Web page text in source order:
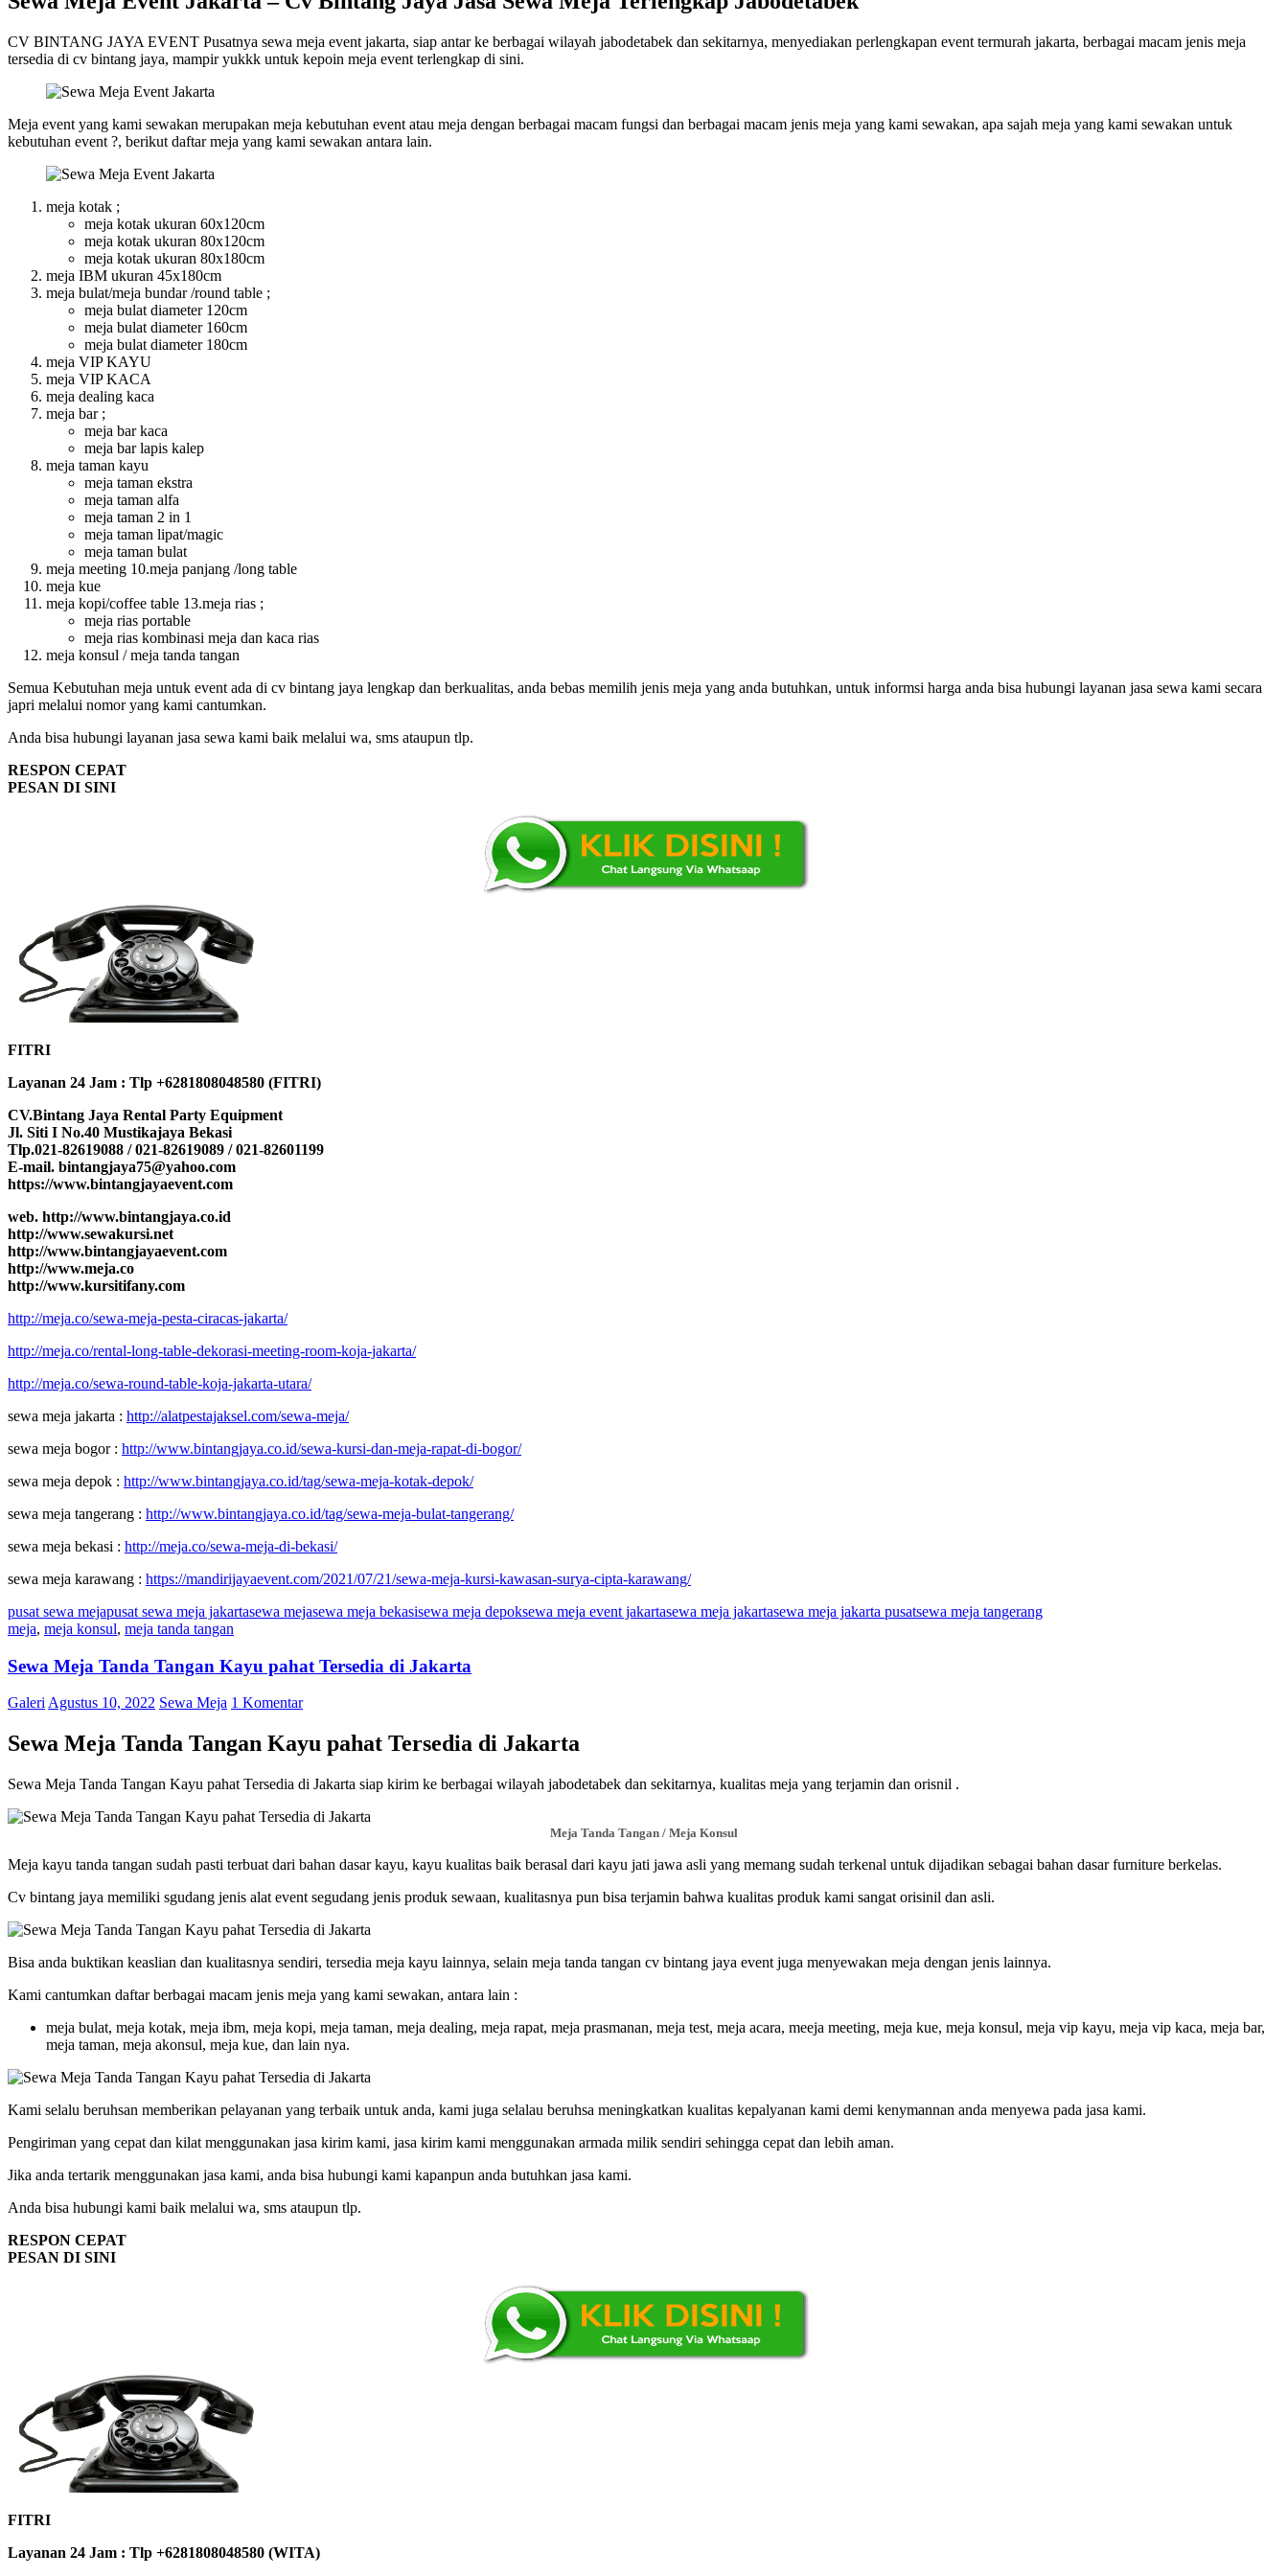
CV BINTANG JAYA EVENT Pusatnya sewa meja event jakarta, siap antar ke berbagai wilayah jabodetabek dan sekitarnya, menyediakan perlengkapan event termurah jakarta, berbagai macam jenis meja
tersedia di cv bintang jaya, mampir yukkk untuk kepoin meja event terlengkap di sini.
Meja event yang kami sewakan merupakan meja kebutuhan event atau meja dengan berbagai macam fungsi dan berbagai macam jenis meja yang kami sewakan, apa sajah meja yang kami sewakan untuk
kebutuhan event ?, berikut daftar meja yang kami sewakan antara lain.
meja kotak ;
meja kotak ukuran 60x120cm
meja kotak ukuran 80x120cm
meja kotak ukuran 80x180cm
meja IBM ukuran 45x180cm
meja bulat/meja bundar /round table ;
meja bulat diameter 120cm
meja bulat diameter 160cm
meja bulat diameter 180cm
meja VIP KAYU
meja VIP KACA
meja dealing kaca
meja bar ;
meja bar kaca
meja bar lapis kalep
meja taman kayu
meja taman ekstra
meja taman alfa
meja taman 2 in 1
meja taman lipat/magic
meja taman bulat
meja meeting 10.meja panjang /long table
meja kue
meja kopi/coffee table 13.meja rias ;
meja rias portable
meja rias kombinasi meja dan kaca rias
meja konsul / meja tanda tangan
Semua Kebutuhan meja untuk event ada di cv bintang jaya lengkap dan berkualitas, anda bebas memilih jenis meja yang anda butuhkan, untuk informsi harga anda bisa hubungi layanan jasa sewa kami secara
japri melalui nomor yang kami cantumkan.
Anda bisa hubungi layanan jasa sewa kami baik melalui wa, sms ataupun tlp.
RESPON CEPAT
PESAN DI SINI
FITRI
Layanan 24 Jam : Tlp +6281808048580 (FITRI)
CV.Bintang Jaya Rental Party Equipment
Jl. Siti I No.40 Mustikajaya Bekasi
Tlp.021-82619088 / 021-82619089 / 021-82601199
E-mail. bintangjaya75@yahoo.com
https://www.bintangjayaevent.com
web. http://www.bintangjaya.co.id
http://www.sewakursi.net
http://www.bintangjayaevent.com
http://www.meja.co
http://www.kursitifany.com
http://meja.co/sewa-meja-pesta-ciracas-jakarta/
http://meja.co/rental-long-table-dekorasi-meeting-room-koja-jakarta/
http://meja.co/sewa-round-table-koja-jakarta-utara/
sewa meja jakarta : http://alatpestajaksel.com/sewa-meja/
sewa meja bogor : http://www.bintangjaya.co.id/sewa-kursi-dan-meja-rapat-di-bogor/
sewa meja depok : http://www.bintangjaya.co.id/tag/sewa-meja-kotak-depok/
sewa meja tangerang : http://www.bintangjaya.co.id/tag/sewa-meja-bulat-tangerang/
sewa meja bekasi : http://meja.co/sewa-meja-di-bekasi/
sewa meja karawang : https://mandirijayaevent.com/2021/07/21/sewa-meja-kursi-kawasan-surya-cipta-karawang/
pusat sewa mejapusat sewa meja jakartasewa mejasewa meja bekasisewa meja depoksewa meja event jakartasewa meja jakartasewa meja jakarta pusatsewa meja tangerang
meja, meja konsul, meja tanda tangan
Sewa Meja Tanda Tangan Kayu pahat Tersedia di Jakarta
Galeri Agustus 10, 2022 Sewa Meja 1 Komentar
Sewa Meja Tanda Tangan Kayu pahat Tersedia di Jakarta
Sewa Meja Tanda Tangan Kayu pahat Tersedia di Jakarta siap kirim ke berbagai wilayah jabodetabek dan sekitarnya, kualitas meja yang terjamin dan orisnil .
Meja Tanda Tangan / Meja Konsul
Meja kayu tanda tangan sudah pasti terbuat dari bahan dasar kayu, kayu kualitas baik berasal dari kayu jati jawa asli yang memang sudah terkenal untuk dijadikan sebagai bahan dasar furniture berkelas.
Cv bintang jaya memiliki sgudang jenis alat event segudang jenis produk sewaan, kualitasnya pun bisa terjamin bahwa kualitas produk kami sangat orisinil dan asli.
Bisa anda buktikan keaslian dan kualitasnya sendiri, tersedia meja kayu lainnya, selain meja tanda tangan cv bintang jaya event juga menyewakan meja dengan jenis lainnya.
Kami cantumkan daftar berbagai macam jenis meja yang kami sewakan, antara lain :
meja bulat, meja kotak, meja ibm, meja kopi, meja taman, meja dealing, meja rapat, meja prasmanan, meja test, meja acara, meeja meeting, meja kue, meja konsul, meja vip kayu, meja vip kaca, meja bar,
meja taman, meja akonsul, meja kue, dan lain nya.
Kami selalu beruhsan memberikan pelayanan yang terbaik untuk anda, kami juga selalau beruhsa meningkatkan kualitas kepalyanan kami demi kenymannan anda menyewa pada jasa kami.
Pengiriman yang cepat dan kilat menggunakan jasa kirim kami, jasa kirim kami menggunakan armada milik sendiri sehingga cepat dan lebih aman.
Jika anda tertarik menggunakan jasa kami, anda bisa hubungi kami kapanpun anda butuhkan jasa kami.
Anda bisa hubungi kami baik melalui wa, sms ataupun tlp.
RESPON CEPAT
PESAN DI SINI
FITRI
Layanan 24 Jam : Tlp +6281808048580 (WITA)